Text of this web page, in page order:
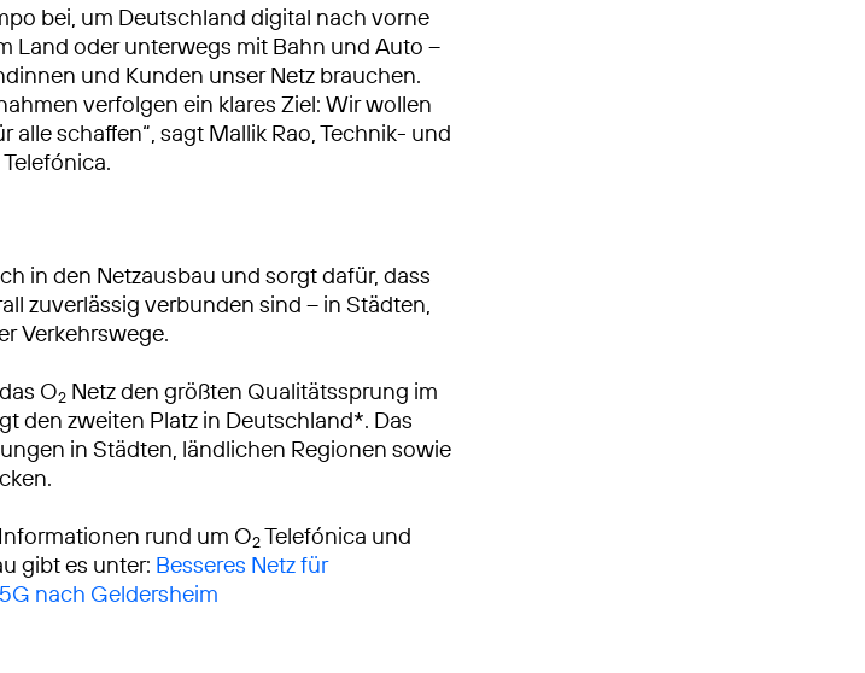
bei, um Deutschland digital nach vorne
Land oder unterwegs mit Bahn und Auto –
und Kunden unser Netz brauchen.
verfolgen ein klares Ziel: Wir wollen
schaffen“, sagt Mallik Rao, Technik- und
in den Netzausbau und sorgt dafür, dass
zuverlässig verbunden sind – in Städten,
Verkehrswege.
O2 Netz den größten Qualitätssprung im
den zweiten Platz in Deutschland*. Das
in Städten, ländlichen Regionen sowie
rund um O2Telefónica und
gibt es unter: Besseres Netz für
nach Geldersheim